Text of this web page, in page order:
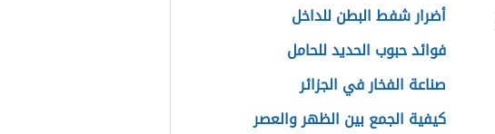
أضرار شفط البطن للداخل
فوائد حبوب الحديد للحامل
صناعة الفخار في الجزائر
كيفية الجمع بين الظهر والعصر